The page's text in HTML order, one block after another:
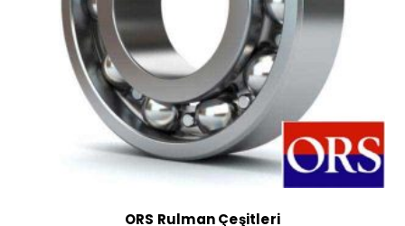
ORS Rulman Çeşitleri